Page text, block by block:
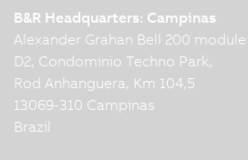
B&R Headquarters: Campinas
Alexander Grahan Bell 200 module
D2, Condominio Techno Park,
Rod Anhanguera, Km 104,5
13069-310 Campinas
Brazil